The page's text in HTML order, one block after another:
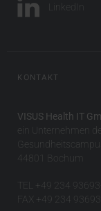
LinkedIn
KONTAKT
VISUS Health IT
ein Unternehmen
44801 Bochum
TEL +49 234 93693-
FAX +49 234